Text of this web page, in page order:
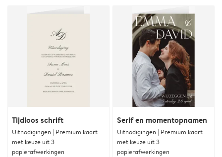
Tijdloos schrift
Uitnodigingen | Premium kaart
met keuze uit 3
papierafwerkingen
Serif en momentopnamen
Uitnodigingen | Premium kaart
met keuze uit 3
papierafwerkingen